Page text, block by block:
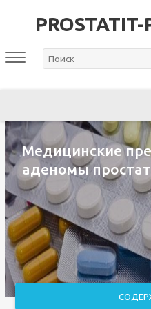
PROSTATIT-
Медицинские
аденомы